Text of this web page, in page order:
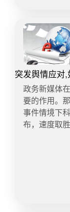
低俗只有一
慎，否则很
可以讽刺社
的底线应是
挖苦他人为
上，不论背
机性质的，
或互动，是不合
报》-全棉时代忘了本陶
出的广告，
看看公司内
女性设置门
目进行堵截
对其采取强
能，反而会
能会改变舆
体。切忌过
诸多能量，
措，不仅无
力、物力和
或情绪化的
事实。如果
的舆情具有
控而激发网
缩非理性的
是依法依规
具有的时效
受众关注度
情节化、悬
措削弱事件
议题后期的
度；四是营
在舆论场弥
色彩，“贴
讦的舆论暴
具体表现为
欠缺分析舆
舆情节点单
经弱化且无
时间点，大
过信息源头
法，判断舆
传播情况，
动态监测，
性和严重度
相当比例，
突发舆情应对,
政务新媒体
要的作用。
事件情境下科学
布，速度取胜 自媒体时代，舆论引导尤其是突发事
“8·12”特
和视频消息